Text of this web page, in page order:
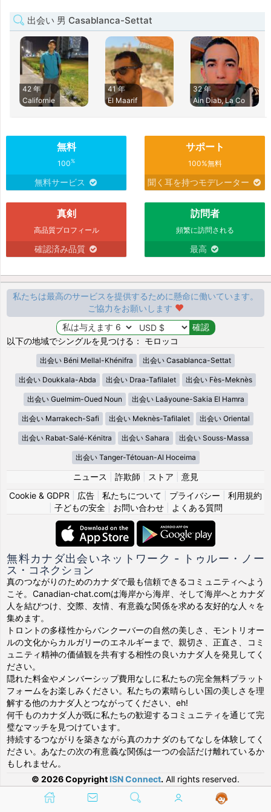
出会い 男 Casablanca-Settat
42 年
Californie
41 年
El Maarif
32 年
Ain Diab, La Co
無料
100%
無料サービス
サポート
100%無料
聞く耳を持つモデレーター
真剣
高品質プロフィール
確認済み品質
訪問者
頻繁に訪問される
最高
私たちは最高のサービスを提供するために懸命に働いています。
ご協力をお願いします
以下の地域でシングルを見つける： モロッコ
出会い Béni Mellal-Khénifra 出会い Casablanca-Settat
出会い Doukkala-Abda 出会い Draa-Tafilalet 出会い Fès-Meknès
出会い Guelmim-Oued Noun 出会い Laâyoune-Sakia El Hamra
出会い Marrakech-Safi 出会い Meknès-Tafilalet 出会い Oriental
出会い Rabat-Salé-Kénitra 出会い Sahara 出会い Souss-Massa
出会い Tanger-Tétouan-Al Hoceima
ニュース 詐欺師 ストア
意見
Cookie & GDPR
広告 私たちについて プライバシー
利用規約
子どもの安全| お問い合わせ| よくある質問
無料カナダ出会いネットワーク - トゥルー・ノー
ス・コネクション
真のつながりのためのカナダで最も信頼できるコミュニティへよう
こそ。Canadian-chat.comは海岸から海岸、そして海岸へとカナダ
人を結びつけ、交際、友情、有意義な関係を求める友好的な人々を
集めます。
トロントの多様性からバンクーバーの自然の美しさ、モントリオー
ルの文化からカルガリーのエネルギーまで、親切さ、正直さ、コミ
ュニティ精神の価値観を共有する相性の良いカナダ人を発見してく
ださい。
隠れた料金やメンバーシップ費用なしに私たちの完全無料プラット
フォームをお楽しみください。私たちの素晴らしい国の美しさを理
解する他のカナダ人とつながってください、eh!
何千ものカナダ人が既に私たちの歓迎するコミュニティを通じて完
璧なマッチを見つけています。
持続するつながりを築きながら真のカナダのもてなしを体験してく
ださい。あなたの次の有意義な関係は一つの会話だけ離れているか
もしれません。
© 2026 Copyright ISN Connect. All rights reserved.